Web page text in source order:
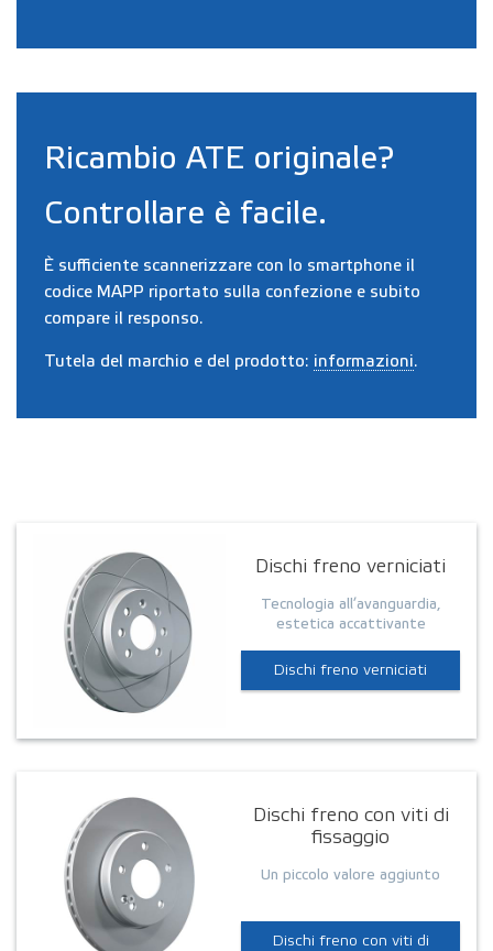
Ricambio ATE originale?
Controllare è facile.
È sufficiente scannerizzare con lo smartphone il
codice MAPP riportato sulla confezione e subito
compare il responso.
Tutela del marchio e del prodotto: informazioni.
Dischi freno verniciati
Tecnologia all’avanguardia,
estetica accattivante
Dischi freno verniciati
Dischi freno con viti di
fissaggio
Un piccolo valore aggiunto
Dischi freno con viti di